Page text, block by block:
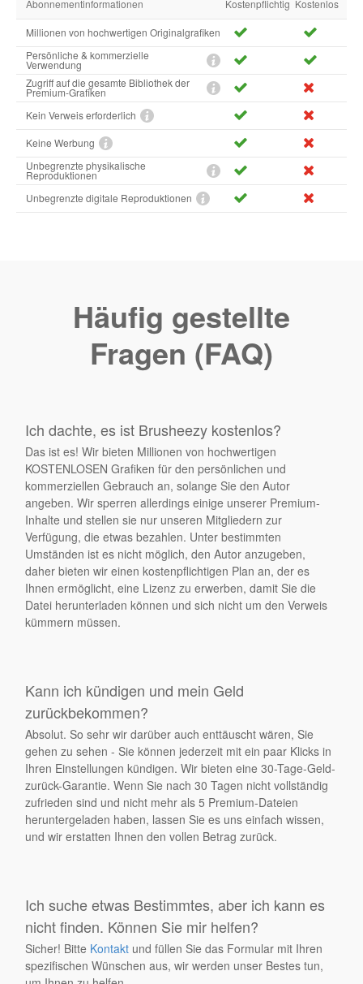
Abonnementinformationen Kostenpflichtig Kostenlos
Millionen von hochwertigen Originalgrafiken
Persönliche & kommerzielle
Verwendung
Zugriff auf die gesamte Bibliothek der
Premium-Grafiken
Kein Verweis erforderlich
Keine Werbung
Unbegrenzte physikalische
Reproduktionen
Unbegrenzte digitale Reproduktionen
Häufig gestellte
Fragen (FAQ)
Ich dachte, es ist Brusheezy kostenlos?
Das ist es! Wir bieten Millionen von hochwertigen
KOSTENLOSEN Grafiken für den persönlichen und
kommerziellen Gebrauch an, solange Sie den Autor
angeben. Wir sperren allerdings einige unserer Premium-
Inhalte und stellen sie nur unseren Mitgliedern zur
Verfügung, die etwas bezahlen. Unter bestimmten
Umständen ist es nicht möglich, den Autor anzugeben,
daher bieten wir einen kostenpflichtigen Plan an, der es
Ihnen ermöglicht, eine Lizenz zu erwerben, damit Sie die
Datei herunterladen können und sich nicht um den Verweis
kümmern müssen.
Kann ich kündigen und mein Geld
zurückbekommen?
Absolut. So sehr wir darüber auch enttäuscht wären, Sie
gehen zu sehen - Sie können jederzeit mit ein paar Klicks in
Ihren Einstellungen kündigen. Wir bieten eine 30-Tage-Geld-
zurück-Garantie. Wenn Sie nach 30 Tagen nicht vollständig
zufrieden sind und nicht mehr als 5 Premium-Dateien
heruntergeladen haben, lassen Sie es uns einfach wissen,
und wir erstatten Ihnen den vollen Betrag zurück.
Ich suche etwas Bestimmtes, aber ich kann es
nicht finden. Können Sie mir helfen?
Sicher! Bitte Kontakt und füllen Sie das Formular mit Ihren
spezifischen Wünschen aus, wir werden unser Bestes tun,